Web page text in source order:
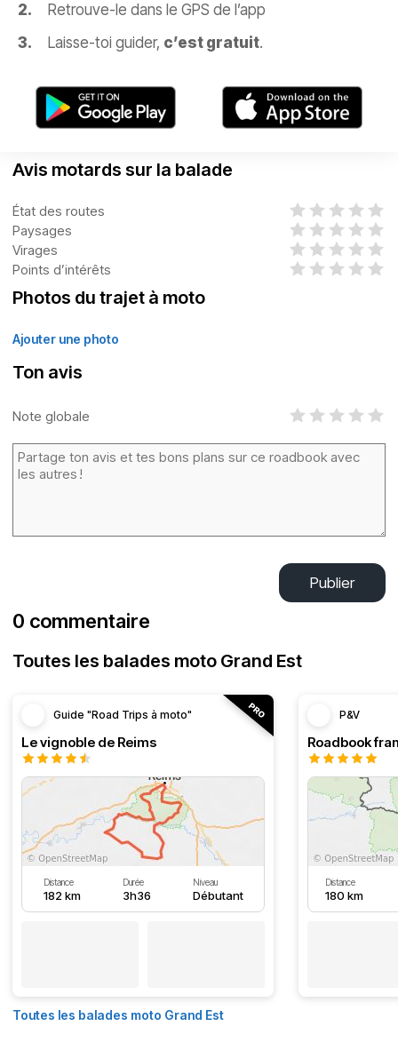
Retrouve-le dans le GPS de l’app
Laisse-toi guider, c’est gratuit.
Avis motards sur la balade
État des routes
Paysages
Virages
Points d’intérêts
Photos du trajet à moto
Ajouter une photo
Ton avis
Note globale
Publier
0 commentaire
Toutes les balades moto Grand Est
Guide "Road Trips à moto"
Le vignoble de Reims
Distance
182 km
Durée
3h36
Niveau
Débutant
P&V
Distance
180 km
Toutes les balades moto Grand Est